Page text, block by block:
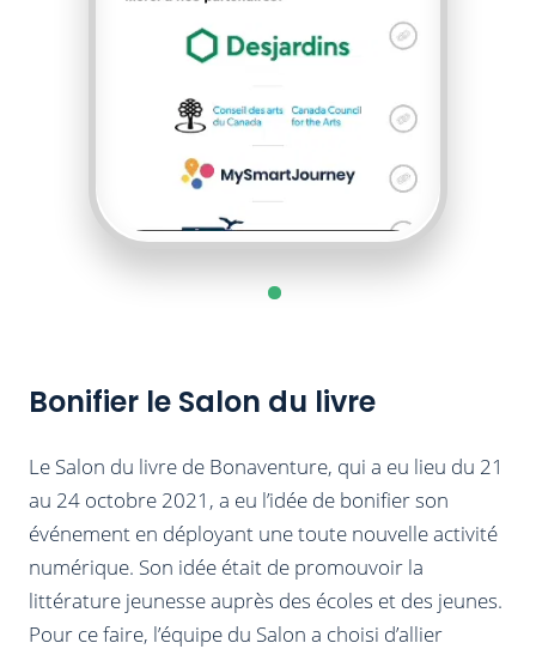
Bonifier le Salon du livre
Le Salon du livre de Bonaventure, qui a eu lieu du 21
au 24 octobre 2021, a eu l’idée de bonifier son
événement en déployant une toute nouvelle activité
numérique. Son idée était de promouvoir la
littérature jeunesse auprès des écoles et des jeunes.
Pour ce faire, l’équipe du Salon a choisi d’allier